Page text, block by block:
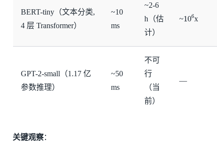
BERT-tiny（文本分类,
4 层 Transformer）
~10
ms
~2-6
h（估
计）
~106x
GPT-2-small（1.17 亿
参数推理）
~50
ms
不可
行
（当
前）
—
关键观察：